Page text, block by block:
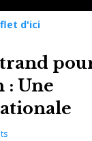
d'ici
: Une